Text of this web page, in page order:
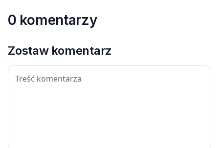
0 komentarzy
Zostaw komentarz